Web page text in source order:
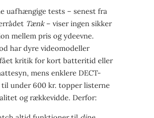
uafhængige tests – senest fra
Tænk– viser ingen sikker
mellem pris og ydeevne.
har dyre videomodeller
kritik for kort batteritid eller
mens enklere DECT-
til under 600 kr. topper listerne
og rækkevidde. Derfor: